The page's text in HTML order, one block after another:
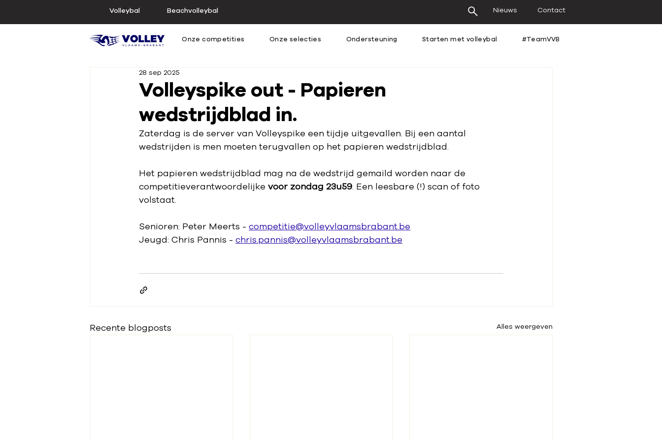
Volleybal Beachvolleybal Contact
Nieuws
Onze competities Onze selecties Ondersteuning Starten met volleybal #TeamVVB
Volleyspike out - Papieren
wedstrijdblad in.
28 sep 2025
Zaterdag is de server van Volleyspike een tijdje uitgevallen. Bij een aantal
wedstrijden is men moeten terugvallen op het papieren wedstrijdblad.
Het papieren wedstrijdblad mag na de wedstrijd gemaild worden naar de
competitieverantwoordelijke voor zondag 23u59. Een leesbare (!) scan of foto
volstaat.
Senioren: Peter Meerts - competitie@volleyvlaamsbrabant.be
Jeugd: Chris Pannis - chris.pannis@volleyvlaamsbrabant.be
Recente blogposts Alles weergeven